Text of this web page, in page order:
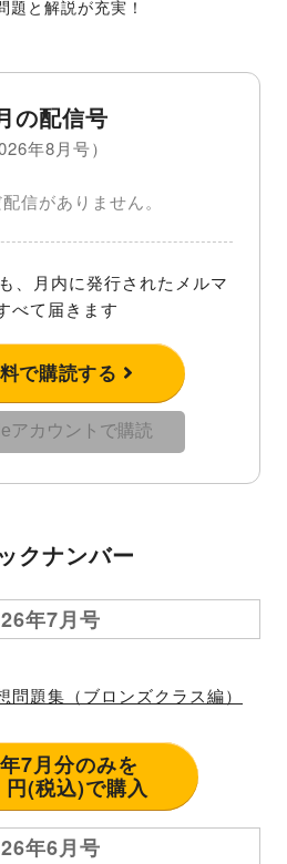
題と解説が充実！
の配信号
年8月号）
信がありません。
、月内に発行されたメルマ
べて届きます
で購読する
アカウントで購読
クナンバー
年7月号
問題集（ブロンズクラス編）
7月分のみを
￥330 円(税込)で購入
年6月号